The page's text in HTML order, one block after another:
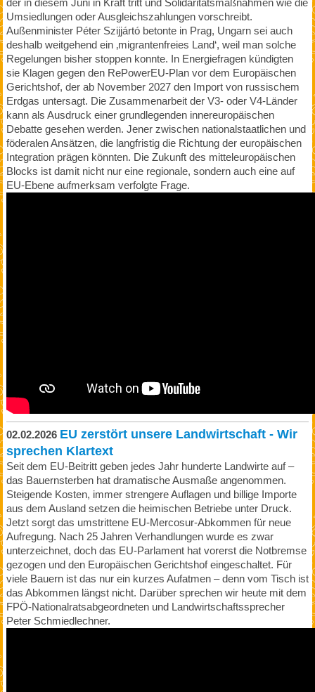
Umsiedlungen oder Ausgleichszahlungen vorschreibt.
Außenminister Péter Szijjártó betonte in Prag, Ungarn sei auch
deshalb weitgehend ein ‚migrantenfreies Land‘, weil man solche
Regelungen bisher stoppen konnte. In Energiefragen kündigten
sie Klagen gegen den RePowerEU-Plan vor dem Europäischen
Gerichtshof, der ab November 2027 den Import von russischem
Erdgas untersagt. Die Zusammenarbeit der V3- oder V4-Länder
kann als Ausdruck einer grundlegenden innereuropäischen
Debatte gesehen werden. Jener zwischen nationalstaatlichen und
föderalen Ansätzen, die langfristig die Richtung der europäischen
Integration prägen könnten. Die Zukunft des mitteleuropäischen
Blocks ist damit nicht nur eine regionale, sondern auch eine auf
EU-Ebene aufmerksam verfolgte Frage.
02.02.2026 EU zerstört unsere Landwirtschaft - Wir
sprechen Klartext
Seit dem EU-Beitritt geben jedes Jahr hunderte Landwirte auf –
das Bauernsterben hat dramatische Ausmaße angenommen.
Steigende Kosten, immer strengere Auflagen und billige Importe
aus dem Ausland setzen die heimischen Betriebe unter Druck.
Jetzt sorgt das umstrittene EU-Mercosur-Abkommen für neue
Aufregung. Nach 25 Jahren Verhandlungen wurde es zwar
unterzeichnet, doch das EU-Parlament hat vorerst die Notbremse
gezogen und den Europäischen Gerichtshof eingeschaltet. Für
viele Bauern ist das nur ein kurzes Aufatmen – denn vom Tisch ist
das Abkommen längst nicht. Darüber sprechen wir heute mit dem
FPÖ-Nationalratsabgeordneten und Landwirtschaftssprecher
Peter Schmiedlechner.